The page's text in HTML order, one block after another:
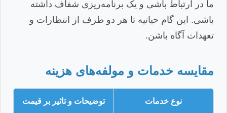
ما در ارتباط باشی و یک برنامه‌ریزی شفاف داشته
باشی. این گام حیاتیه تا هر دو طرف از انتظارات و
تعهدات آگاه باشن.
مقایسه خدمات و مولفه‌های هزینه
نوع خدمات توضیحات و تاثیر بر قیمت